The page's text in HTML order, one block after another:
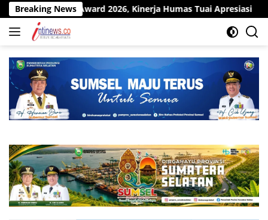
Langsung
ke
konten
Breaking News
2026, Kinerja Humas Tuai Apresiasi Pit Stop